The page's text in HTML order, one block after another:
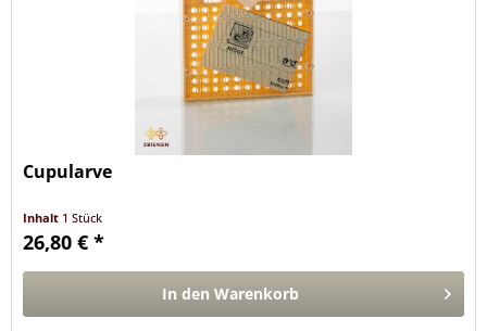
Cupularve
Inhalt 1 Stück
26,80 € *
In den Warenkorb